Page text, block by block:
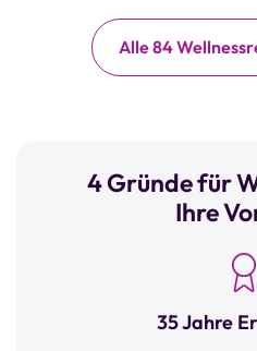
Alle 84
4 Gründe für
Ihre
35 Jahre